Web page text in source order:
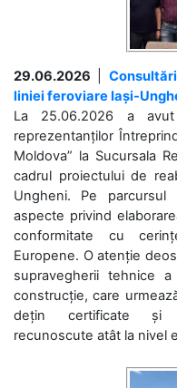
29.06.2026
liniei feroviare Iași-
La 25.06.2026 a
reprezentanților
Moldova” la Sucursala
cadrul proiectului de
Ungheni. Pe
aspecte privind
conformitate cu
Europene. O atenție
supravegherii tehnice
construcție, care
dețin certificate și
recunoscute atât la nivel